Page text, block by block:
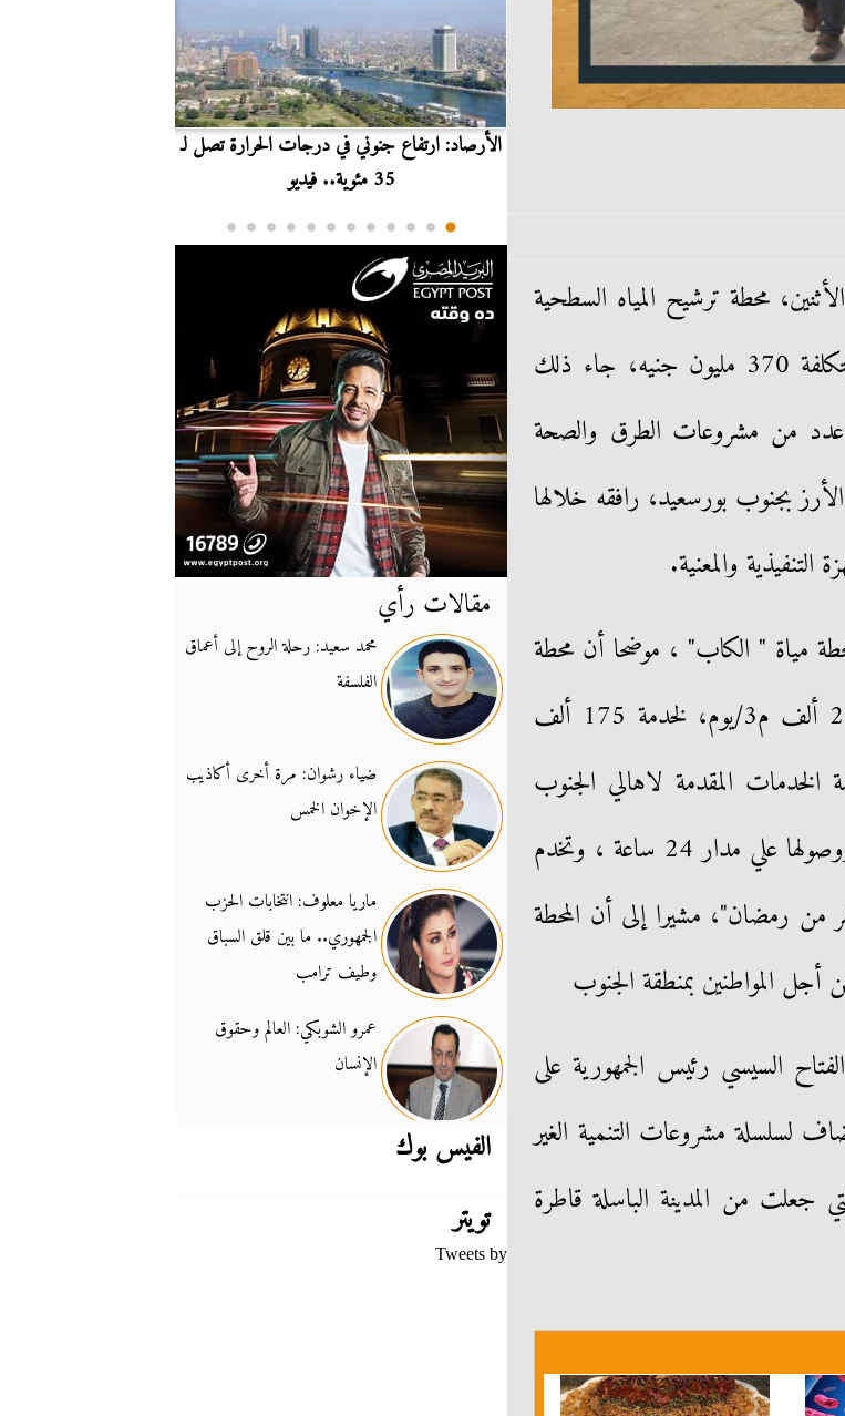
محطة ترشيح المياه السطحية
بالكاب، والتي تعمل بطاقة 26 ألف م3/يوم، و بتكلفة 370 مليون جنيه، جاء ذلك
عدد من مشروعات الطرق والصحة
بجنوب بورسعيد، رافقه خلالها
والمعنية.
مياة " الكاب" ، موضحا أن محطة
مياه شرب الكاب، والتى تبلغ طاقتها التصميمية 26 ألف م3/يوم، لخدمة 175 ألف
الخدمات المقدمة لاهالي الجنوب
حيث تقضي تماما علي مشكلة تناوب وصول المياة ووصولها علي مدار 24 ساعة ، وتخدم
رمضان"، مشيرا إلى أن المحطة
أجل المواطنين بمنطقة الجنوب
السيسي رئيس الجمهورية على
لسلسلة مشروعات التنمية الغير
جعلت من المدينة الباسلة قاطرة
الأرصاد: ارتفاع جنوني في درجات الحرارة تصل لـ
35 مئوية.. فيديو
مقالات رأي
محمد سعيد: رحلة الروح إلى أعماق
الفلسفة
ضياء رشوان: مرة أخرى أكاذيب
الإخوان الخمس
ماريا معلوف: انتخابات الحزب
الجمهوري.. ما بين قلق السباق
وطيف ترامب
عمرو الشوبكي: العالم وحقوق
الإنسان
الفيس بوك
تويتر
Tweets by